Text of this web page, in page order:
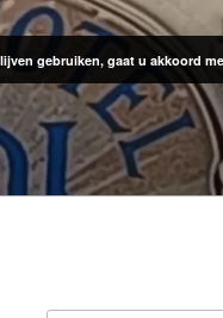
gebruiken, gaat u akkoord